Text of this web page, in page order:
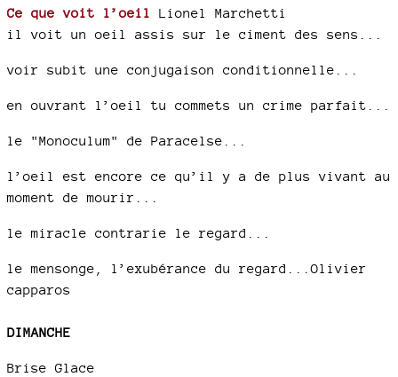
Ce que voit l’oeil
Lionel Marchetti
il voit un oeil assis sur le ciment des sens...
voir subit une conjugaison conditionnelle...
en ouvrant l’oeil tu commets un crime parfait...
le "Monoculum" de Paracelse...
l’oeil est encore ce qu’il y a de plus vivant au
moment de mourir...
le miracle contrarie le regard...
le mensonge, l’exubérance du regard...Olivier
capparos
DIMANCHE
Brise Glace